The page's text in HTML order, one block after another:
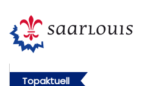
Topaktuell